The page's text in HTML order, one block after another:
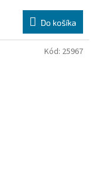
Do košíka
Kód: 25967